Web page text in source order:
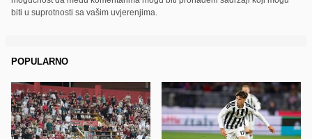
biti u suprotnosti sa vašim uvjerenjima.
POPULARNO